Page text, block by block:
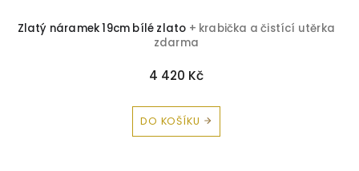
Zlatý náramek 19cm bílé zlato + krabička a čistící utěrka
zdarma
4 420 Kč
DO KOŠÍKU